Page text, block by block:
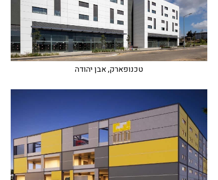
טכנופארק, אבן יהודה